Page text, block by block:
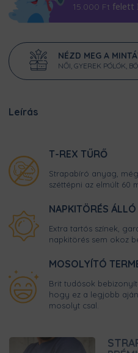
15.000 Ft felett
NÉZD MEG A
NŐI, GYEREK PÓLÓK,
Leírás
T-REX TŰRŐ
Strapabíró anyag,
széttépni az elmúlt 60
NAPKITÖRÉS ÁLLÓ
Extra tartós színek,
napkitörés sem okoz
MOSOLYÍTÓ
Brit tudósok
hogy ez a legjobb
mosolyt csal.